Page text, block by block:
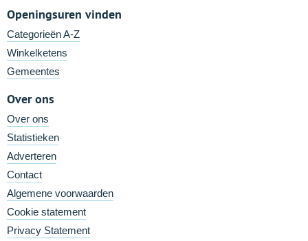
Openingsuren vinden
Categorieën A-Z
Winkelketens
Gemeentes
Over ons
Over ons
Statistieken
Adverteren
Contact
Algemene voorwaarden
Cookie statement
Privacy Statement